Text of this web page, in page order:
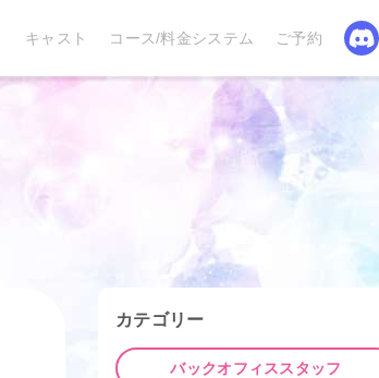
キャスト コース/料金システム ご予約
カテゴリー
バックオフィススタッフ